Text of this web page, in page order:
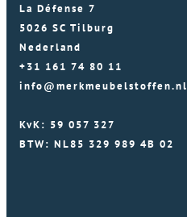
La Défense 7
5026 SC Tilburg
Nederland
+31 161 74 80 11
info@merkmeubelstoffen.nl
KvK: 59 057 327
BTW: NL85 329 989 4B 02